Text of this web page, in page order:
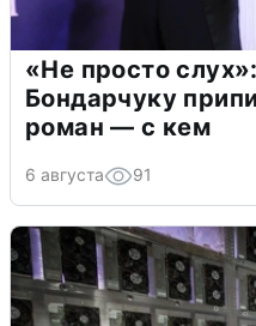
«Не просто
Бондарчуку
роман — с кем
6 августа 91